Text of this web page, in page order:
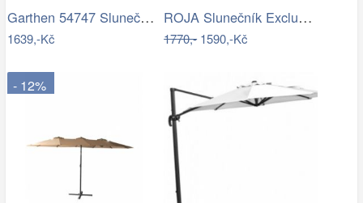
Garthen 54747 Slunečník 2,9 m sklopný -…
1639,-Kč
ROJA Slunečník Exclusive boční 300 cm -…
1770,-1590,-Kč
- 12%